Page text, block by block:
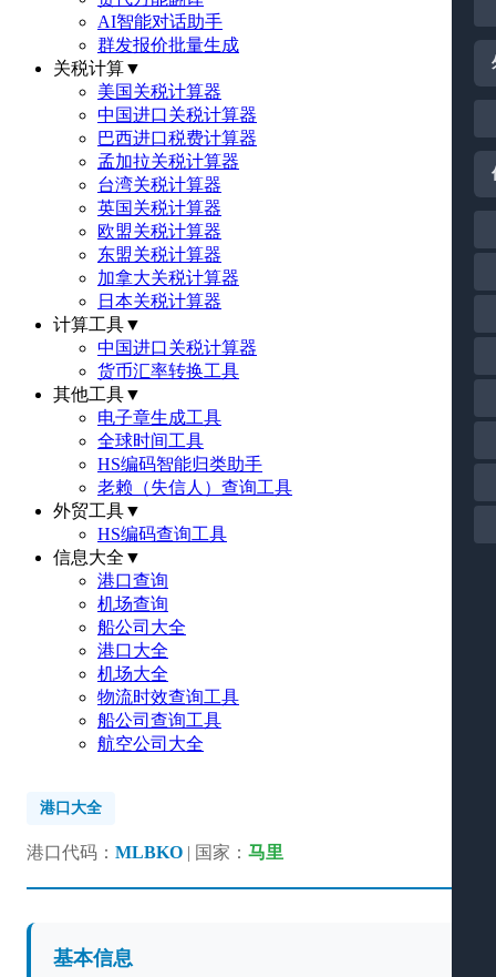
AI智能对话助手
群发报价批量生成
关税计算▼
美国关税计算器
中国进口关税计算器
巴西进口税费计算器
孟加拉关税计算器
台湾关税计算器
英国关税计算器
欧盟关税计算器
东盟关税计算器
加拿大关税计算器
日本关税计算器
计算工具▼
中国进口关税计算器
货币汇率转换工具
其他工具▼
电子章生成工具
全球时间工具
HS编码智能归类助手
老赖（失信人）查询工具
外贸工具▼
HS编码查询工具
信息大全 ▼
港口查询
机场查询
船公司大全
港口大全
机场大全
物流时效查询工具
船公司查询工具
航空公司大全
港口大全
港口代码： MLBKO | 国家： 马里
基本信息